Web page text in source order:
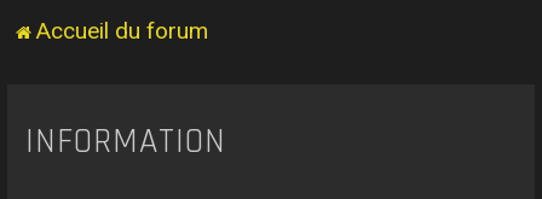
Accueil du forum
INFORMATION